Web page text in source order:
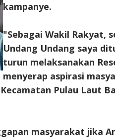
kampanye.
"Sebagai Wakil Rakyat,
Undang Undang saya
turun melaksanakan
menyerap aspirasi
Pulau Laut
masyarakat jika